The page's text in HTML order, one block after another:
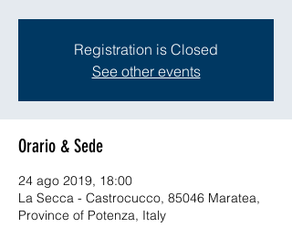
Registration is Closed
See other events
Orario & Sede
24 ago 2019, 18:00
La Secca - Castrocucco, 85046 Maratea,
Province of Potenza, Italy